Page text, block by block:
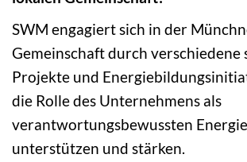
SWM engagiert sich in der
Gemeinschaft durch verschiedene
Projekte und
die Rolle des Unternehmens als
verantwortungsbewussten
unterstützen und stärken.